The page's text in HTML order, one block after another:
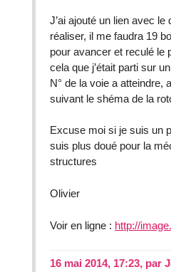
J’ai ajouté un lien avec
réaliser, il me faudra 19
pour avancer et reculé le
cela que j’était parti sur
N° de la voie a atteindre,
suivant le shéma de la
Excuse moi si je suis un
suis plus doué pour la
structures
Olivier
Voir en ligne : http://
16 mai 2014, 17:23, par